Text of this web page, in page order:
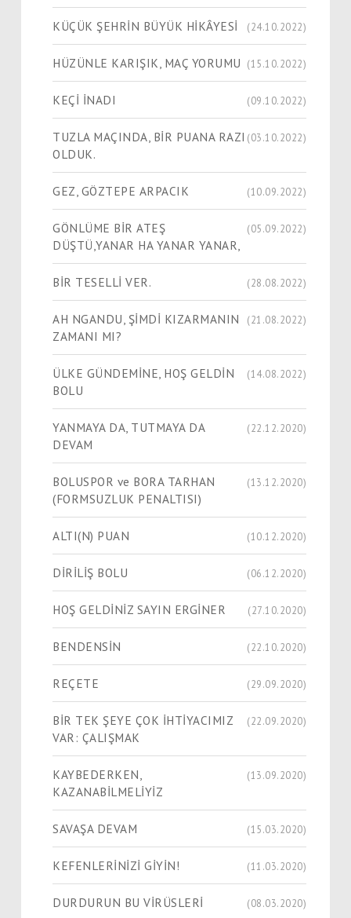
KÜÇÜK ŞEHRİN BÜYÜK HİKÂYESİ (24.10.2022)
HÜZÜNLE KARIŞIK, MAÇ YORUMU (15.10.2022)
KEÇİ İNADI (09.10.2022)
TUZLA MAÇINDA, BİR PUANA RAZI
OLDUK.
(03.10.2022)
GEZ, GÖZTEPE ARPACIK (10.09.2022)
GÖNLÜME BİR ATEŞ
DÜŞTÜ,YANAR HA YANAR YANAR,
(05.09.2022)
BİR TESELLİ VER. (28.08.2022)
AH NGANDU, ŞİMDİ KIZARMANIN
ZAMANI MI?
(21.08.2022)
ÜLKE GÜNDEMİNE, HOŞ GELDİN
BOLU
(14.08.2022)
YANMAYA DA, TUTMAYA DA
DEVAM
(22.12.2020)
BOLUSPOR ve BORA TARHAN
(FORMSUZLUK PENALTISI)
(13.12.2020)
ALTI(N) PUAN (10.12.2020)
DİRİLİŞ BOLU (06.12.2020)
HOŞ GELDİNİZ SAYIN ERGİNER (27.10.2020)
BENDENSİN (22.10.2020)
REÇETE (29.09.2020)
BİR TEK ŞEYE ÇOK İHTİYACIMIZ
VAR: ÇALIŞMAK
(22.09.2020)
KAYBEDERKEN,
KAZANABİLMELİYİZ
(13.09.2020)
SAVAŞA DEVAM (15.03.2020)
KEFENLERİNİZİ GİYİN! (11.03.2020)
DURDURUN BU VİRÜSLERİ (08.03.2020)